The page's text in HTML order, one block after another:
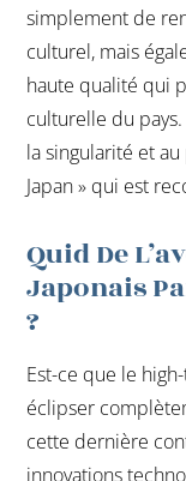
simplement de
culturel, mais
haute qualité qui
culturelle du
la singularité et
Japan » qui est
Quid De
Japonais
?
Est-ce que le
éclipser
cette dernière
innovations